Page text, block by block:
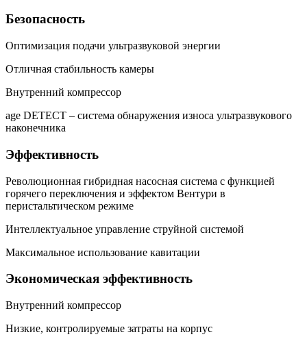
Безопасность
Оптимизация подачи ультразвуковой энергии
Отличная стабильность камеры
Внутренний компрессор
age DETECT – система обнаружения износа ультразвукового
наконечника
Эффективность
Революционная гибридная насосная система с функцией
горячего переключения и эффектом Вентури в
перистальтическом режиме
Интеллектуальное управление струйной системой
Максимальное использование кавитации
Экономическая эффективность
Внутренний компрессор
Низкие, контролируемые затраты на корпус